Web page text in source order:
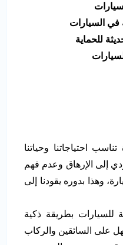
احتياجاتنا وحياتنا
إلى الإرهاق وعدم فهم
وهذا بدوره يقودنا إلى
للسيارات بطريقة ذكية
على السائقين والركاب